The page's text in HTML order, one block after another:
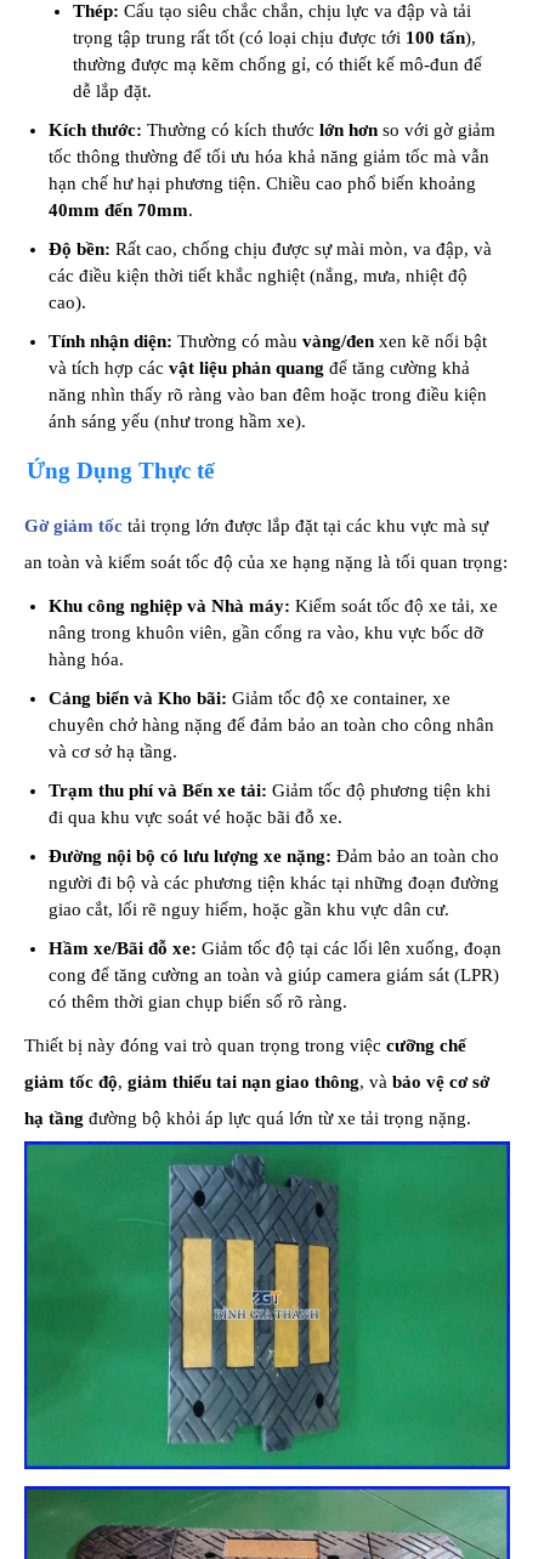
Thép: Cấu tạo siêu chắc chắn, chịu lực va đập và tải
trọng tập trung rất tốt (có loại chịu được tới 100 tấn),
thường được mạ kẽm chống gỉ, có thiết kế mô-đun để
dễ lắp đặt.
Kích thước: Thường có kích thước lớn hơn so với gờ giảm
tốc thông thường để tối ưu hóa khả năng giảm tốc mà vẫn
hạn chế hư hại phương tiện. Chiều cao phổ biến khoảng
40mm đến 70mm.
Độ bền: Rất cao, chống chịu được sự mài mòn, va đập, và
các điều kiện thời tiết khắc nghiệt (nắng, mưa, nhiệt độ
cao).
Tính nhận diện: Thường có màu vàng/đen xen kẽ nổi bật
và tích hợp các vật liệu phản quang để tăng cường khả
năng nhìn thấy rõ ràng vào ban đêm hoặc trong điều kiện
ánh sáng yếu (như trong hầm xe).
Ứng Dụng Thực tế
Gờ giảm tốc tải trọng lớn được lắp đặt tại các khu vực mà sự
an toàn và kiểm soát tốc độ của xe hạng nặng là tối quan trọng:
Khu công nghiệp và Nhà máy: Kiểm soát tốc độ xe tải, xe
nâng trong khuôn viên, gần cổng ra vào, khu vực bốc dỡ
hàng hóa.
Cảng biển và Kho bãi: Giảm tốc độ xe container, xe
chuyên chở hàng nặng để đảm bảo an toàn cho công nhân
và cơ sở hạ tầng.
Trạm thu phí và Bến xe tải: Giảm tốc độ phương tiện khi
đi qua khu vực soát vé hoặc bãi đỗ xe.
Đường nội bộ có lưu lượng xe nặng: Đảm bảo an toàn cho
người đi bộ và các phương tiện khác tại những đoạn đường
giao cắt, lối rẽ nguy hiểm, hoặc gần khu vực dân cư.
Hầm xe/Bãi đỗ xe: Giảm tốc độ tại các lối lên xuống, đoạn
cong để tăng cường an toàn và giúp camera giám sát (LPR)
có thêm thời gian chụp biển số rõ ràng.
Thiết bị này đóng vai trò quan trọng trong việc cưỡng chế
giảm tốc độ, giảm thiểu tai nạn giao thông, và bảo vệ cơ sở
hạ tầng đường bộ khỏi áp lực quá lớn từ xe tải trọng nặng.